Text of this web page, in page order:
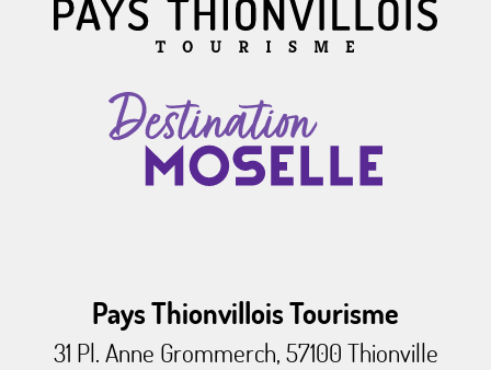
Pays Thionvillois Tourisme
31 Pl. Anne Grommerch, 57100 Thionville